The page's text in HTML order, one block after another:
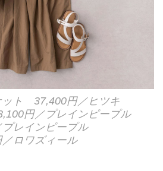
ット 37,400円／ヒツキ
円／プレインピープル
レインピープル
ロワズィール